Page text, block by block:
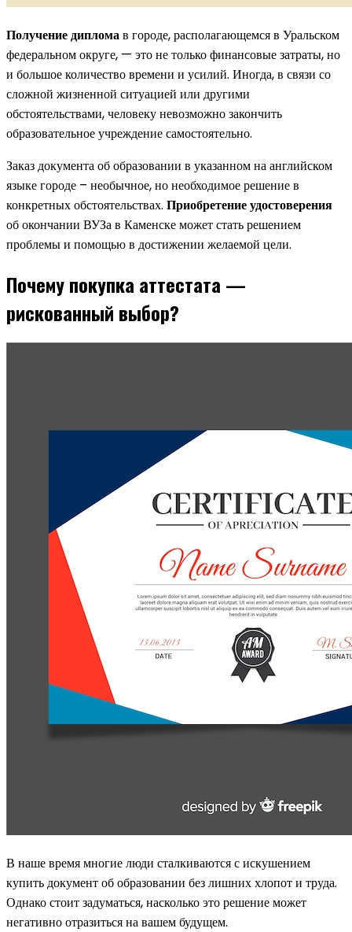
Получение дипломав городе, располагающемся в Уральском
федеральном округе, — это не только финансовые затраты, но
и большое количество времени и усилий. Иногда, в связи со
сложной жизненной ситуацией или другими
обстоятельствами, человеку невозможно закончить
образовательное учреждение самостоятельно.
Заказ документа об образовании в указанном на английском
языке городе – необычное, но необходимое решение в
конкретных обстоятельствах. Приобретение удостоверения
об окончании ВУЗа в Каменске может стать решением
проблемы и помощью в достижении желаемой цели.
Почему покупка аттестата —
рискованный выбор?
В наше время многие люди сталкиваются с искушением
купить документ об образовании без лишних хлопот и труда.
Однако стоит задуматься, насколько это решение может
негативно отразиться на вашем будущем.